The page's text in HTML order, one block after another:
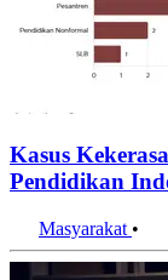
Kasus
Pendidikan
Masyarakat •